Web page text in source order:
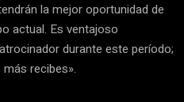
la mejor oportunidad de
actual. Es ventajoso
durante este período;
recibes».